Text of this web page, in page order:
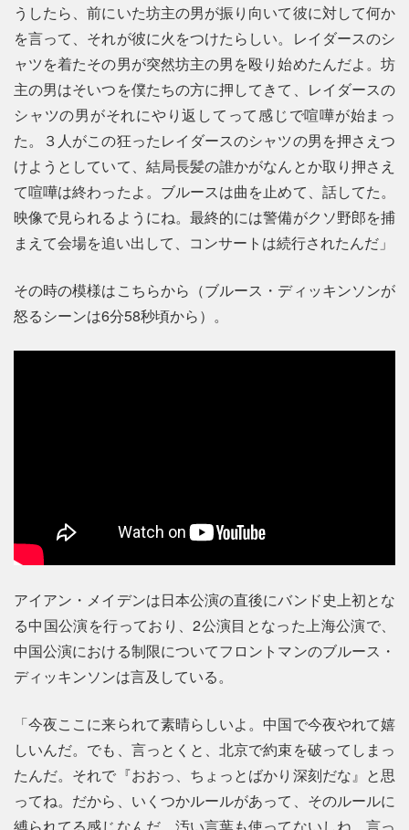
うしたら、前にいた坊主の男が振り向いて彼に対して何か
を言って、それが彼に火をつけたらしい。レイダースのシ
ャツを着たその男が突然坊主の男を殴り始めたんだよ。坊
主の男はそいつを僕たちの方に押してきて、レイダースの
シャツの男がそれにやり返してって感じで喧嘩が始まっ
た。３人がこの狂ったレイダースのシャツの男を押さえつ
けようとしていて、結局長髪の誰かがなんとか取り押さえ
て喧嘩は終わったよ。ブルースは曲を止めて、話してた。
映像で見られるようにね。最終的には警備がクソ野郎を捕
まえて会場を追い出して、コンサートは続行されたんだ」
その時の模様はこちらから（ブルース・ディッキンソンが
怒るシーンは6分58秒頃から）。
アイアン・メイデンは日本公演の直後にバンド史上初とな
る中国公演を行っており、2公演目となった上海公演で、
中国公演における制限についてフロントマンのブルース・
ディッキンソンは言及している。
「今夜ここに来られて素晴らしいよ。中国で今夜やれて嬉
しいんだ。でも、言っとくと、北京で約束を破ってしまっ
たんだ。それで『おおっ、ちょっとばかり深刻だな』と思
ってね。だから、いくつかルールがあって、そのルールに